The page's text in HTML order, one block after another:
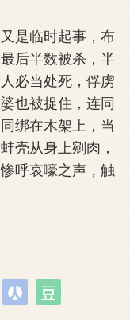
是临时起事，布
后半数被杀，半
必当处死，俘虏
也被捉住，连同
绑在木架上，当
壳从身上剜肉，
呼哀嚎之声，触
 